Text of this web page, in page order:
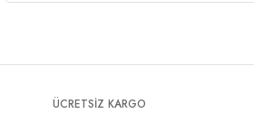
ÜCRETSİZ KARGO